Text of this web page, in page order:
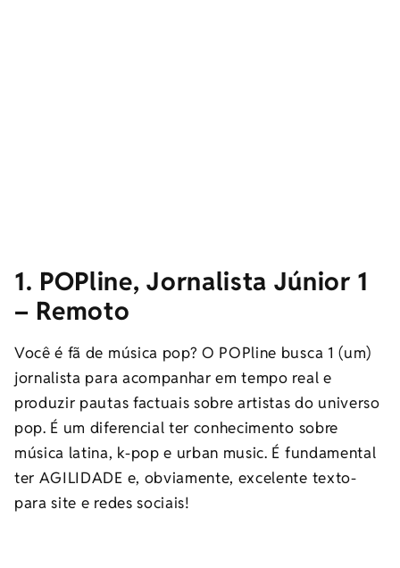
1. POPline, Jornalista Júnior 1
– Remoto
Você é fã de música pop? O POPline busca 1 (um)
jornalista para acompanhar em tempo real e
produzir pautas factuais sobre artistas do universo
pop. É um diferencial ter conhecimento sobre
música latina, k-pop e urban music. É fundamental
ter AGILIDADE e, obviamente, excelente texto-
para site e redes sociais!